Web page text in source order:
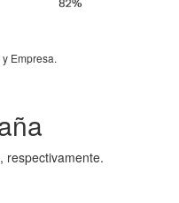
Empresa.
respectivamente.